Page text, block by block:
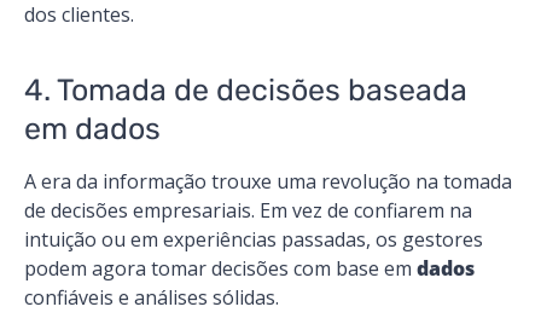
dos clientes.
4. Tomada de decisões baseada
em dados
A era da informação trouxe uma revolução na tomada
de decisões empresariais. Em vez de confiarem na
intuição ou em experiências passadas, os gestores
podem agora tomar decisões com base em dados
confiáveis e análises sólidas.